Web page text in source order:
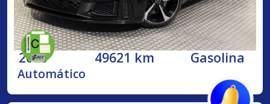
2023 49621 km Gasolina
Automático